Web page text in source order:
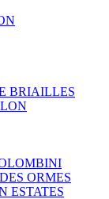
BRIAILLES
ORMES
ESTATES